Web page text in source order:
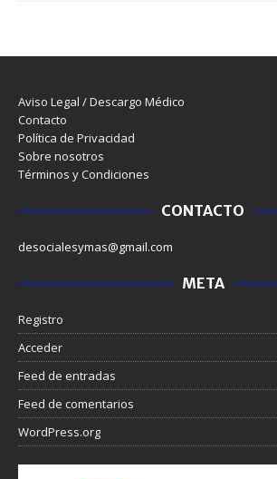
Aviso Legal / Descargo Médico
Contacto
Política de Privacidad
Sobre nosotros
Términos y Condiciones
CONTACTO
desocialesymas@gmail.com
META
Registro
Acceder
Feed de entradas
Feed de comentarios
WordPress.org